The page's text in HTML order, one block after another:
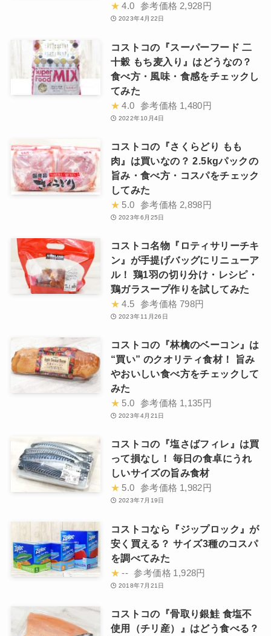
★ 4.0 参考価格 2,928円
2023年4月22日
コストコの『スーパーフード 二
十穀 もち麦入り』はどうなの？
食べ方・風味・食感をチェックし
てみた
★ 4.0 参考価格 1,480円
2022年10月4日
コストコの『さくらどり もも
肉』は買いなの？ 2.5kgパックの
旨み・食べ方・コスパをチェック
してみた
★ 5.0 参考価格 2,898円
2023年6月25日
コストコ名物『ロティサリーチキ
ン』が手提げバッグにリニューア
ル！ 鶏1羽の切り分け・レシピ・
鶏ガラスープ作りを試してみた
★ 4.5 参考価格 798円
2023年11月26日
コストコの『林檎のベーコン』は
“買い” のクオリティ食材！ 旨み
やおいしい食べ方をチェックして
みた
★ 5.0 参考価格 1,135円
2023年4月21日
コストコの『塩さばフィレ』は買
って損なし！ 毎日の食卓にうれ
しいサイズの旨み食材
★ 5.0 参考価格 1,982円
2023年7月19日
コストコなら『ジップロック』が
安く買える？ サイズ3種のコスパ
を調べてみた
★ -- 参考価格 1,928円
2018年7月21日
コストコの『骨取り銀鮭 食塩不
使用（チリ産）』はどう食べる？